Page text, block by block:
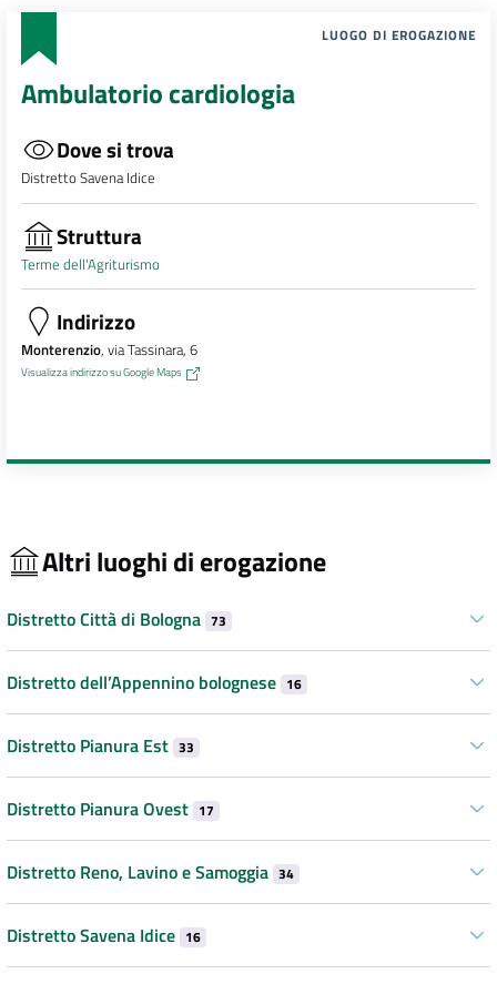
LUOGO DI EROGAZIONE
Ambulatorio cardiologia
Dove si trova
Distretto Savena Idice
Struttura
Terme dell'Agriturismo
Indirizzo
Monterenzio, via Tassinara, 6
Visualizza indirizzo su Google Maps
Altri luoghi di erogazione
Distretto Città di Bologna 73
Distretto dell’Appennino bolognese 16
Distretto Pianura Est 33
Distretto Pianura Ovest 17
Distretto Reno, Lavino e Samoggia 34
Distretto Savena Idice 16